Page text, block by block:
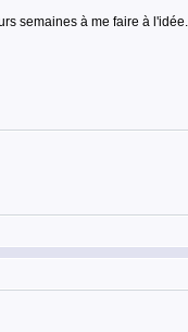
semaines à me faire à